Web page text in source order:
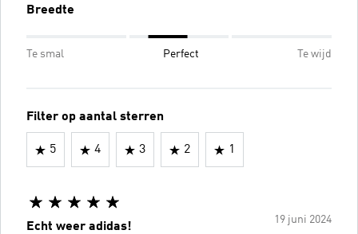
Breedte
Te smal Perfect Te wijd
Filter op aantal sterren
5 4 3 2 1
19 juni 2024
Echt weer adidas!